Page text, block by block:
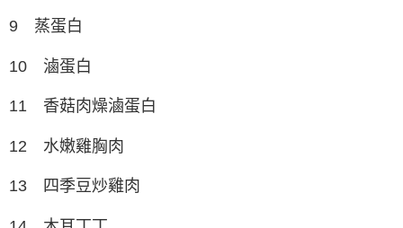
9 蒸蛋白
10 滷蛋白
11 香菇肉燥滷蛋白
12 水嫩雞胸肉
13 四季豆炒雞肉